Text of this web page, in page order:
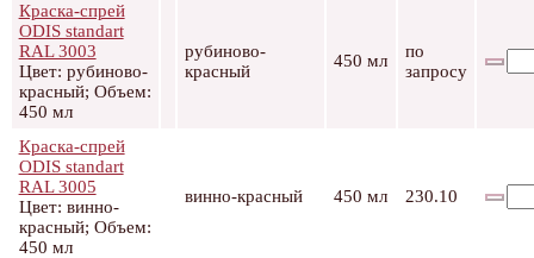
Краска-спрей
ODIS standart
RAL 3003
Цвет: рубиново-
красный; Объем:
450 мл
рубиново-
красный
450 мл
по
запросу
Краска-спрей
ODIS standart
RAL 3005
Цвет: винно-
красный; Объем:
450 мл
винно-красный 450 мл 230.10